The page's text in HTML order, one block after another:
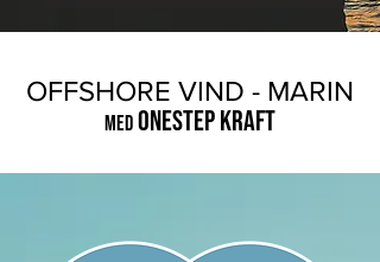
OFFSHORE VIND - MARIN
MEDONESTEP KRAFT